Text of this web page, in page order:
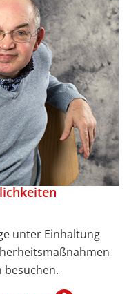
unter Einhaltung